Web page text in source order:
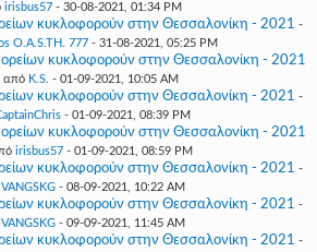
irisbus57- 30-08-2021, 01:34 PM
κυκλοφορούν στην Θεσσαλονίκη - 2021 -
O.A.S.TH. 777- 31-08-2021, 05:25 PM
κυκλοφορούν στην Θεσσαλονίκη - 2021
από K.S. - 01-09-2021, 10:05 AM
κυκλοφορούν στην Θεσσαλονίκη - 2021 -
- 01-09-2021, 08:39 PM
κυκλοφορούν στην Θεσσαλονίκη - 2021
irisbus57- 01-09-2021, 08:59 PM
κυκλοφορούν στην Θεσσαλονίκη - 2021 -
VANGSKG- 08-09-2021, 10:22 AM
κυκλοφορούν στην Θεσσαλονίκη - 2021 -
VANGSKG- 09-09-2021, 11:45 AM
κυκλοφορούν στην Θεσσαλονίκη - 2021 -